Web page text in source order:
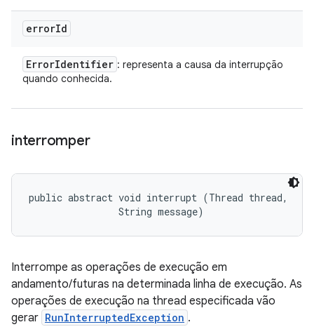
errorId
ErrorIdentifier : representa a causa da interrupção
quando conhecida.
interromper
public abstract void interrupt (Thread thread,
                String message)
Interrompe as operações de execução em
andamento/futuras na determinada linha de execução. As
operações de execução na thread especificada vão
gerar RunInterruptedException .